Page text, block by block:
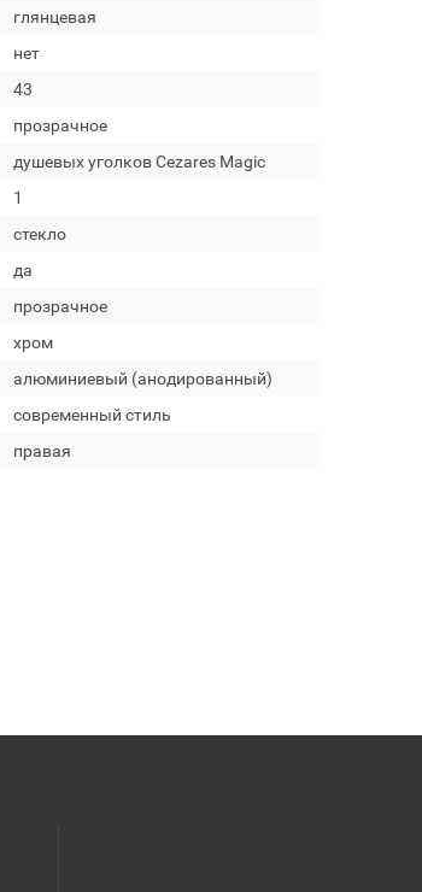
глянцевая
нет
43
прозрачное
душевых уголков Cezares Magic
1
стекло
да
прозрачное
хром
алюминиевый (анодированный)
современный стиль
правая